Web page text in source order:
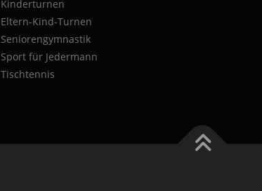
Kinderturnen
Eltern-Kind-Turnen
Seniorengymnastik
Sport für Jedermann
Tischtennis